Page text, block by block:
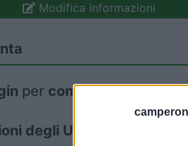
Modifica informazioni
per commentare.
degli Utenti